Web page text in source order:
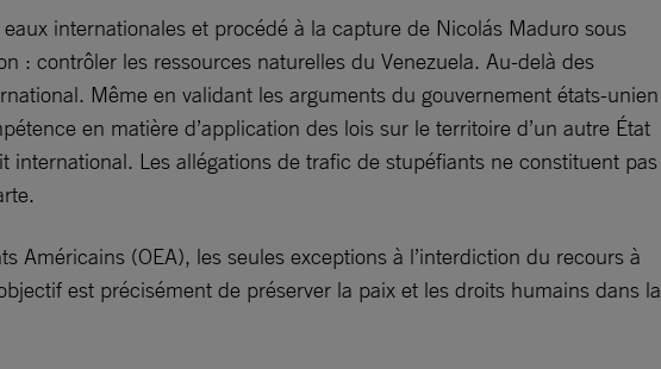
internationales et procédé à la capture de Nicolás Maduro sous
: contrôler les ressources naturelles du Venezuela. Au-delà des
Même en validant les arguments du gouvernement états-unien
en matière d’application des lois sur le territoire d’un autre État
Les allégations de trafic de stupéfiants ne constituent pas
Américains (OEA), les seules exceptions à l’interdiction du recours à
est précisément de préserver la paix et les droits humains dans la